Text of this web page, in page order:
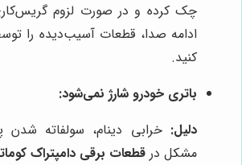
چک کرده و در صورت لزوم
ادامه صدا، قطعات آسیب‌دیده را
کنید.
باتری خودرو شارژ نمی‌شود:
دلیل: خرابی دینام، سولفاته شدن
مشکل در قطعات برقی دامپتراک